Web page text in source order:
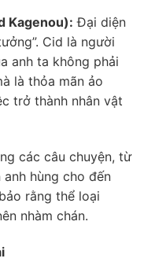
Kagenou): Đại diện
Cid là người
anh ta không phải
là thỏa mãn ảo
trở thành nhân vật
các câu chuyện, từ
hùng cho đến
rằng thể loại
nhàm chán.